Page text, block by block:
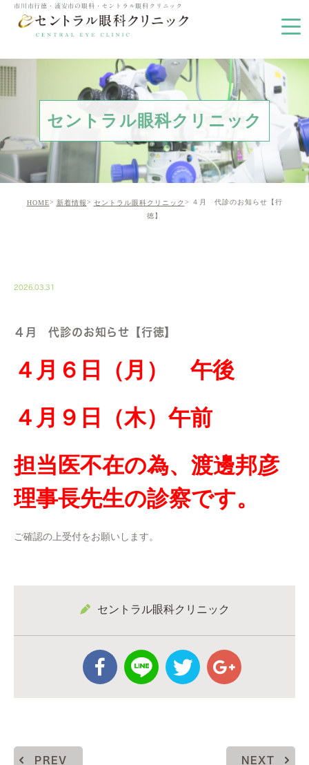
市川市行徳・浦安市の眼科・セントラル眼科クリニック
セントラル眼科クリニック
HOME 新着情報 セントラル眼科クリニック
４月 代診のお知らせ【行
徳】
2026.03.31
４月 代診のお知らせ【行徳】
４月６日（月） 午後
４月９日（木）午前
担当医不在の為、渡邊邦彦
理事長先生の診察です。
ご確認の上受付をお願いします。
セントラル眼科クリニック
PREV NEXT